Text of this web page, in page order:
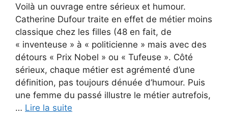
Voilà un ouvrage entre sérieux et humour.
Catherine Dufour traite en effet de métier moins
classique chez les filles (48 en fait, de
« inventeuse » à « politicienne » mais avec des
détours « Prix Nobel » ou « Tufeuse ». Côté
sérieux, chaque métier est agrémenté d’une
définition, pas toujours dénuée d’humour. Puis
une femme du passé illustre le métier autrefois,
… Lire la suite